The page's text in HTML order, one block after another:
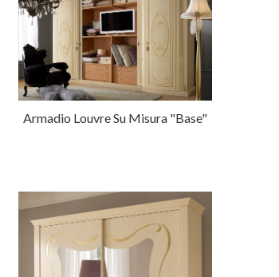
Armadio Louvre Su Misura "Base"